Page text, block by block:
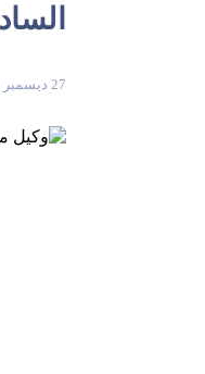
27 ديسمبر 2022 18:24